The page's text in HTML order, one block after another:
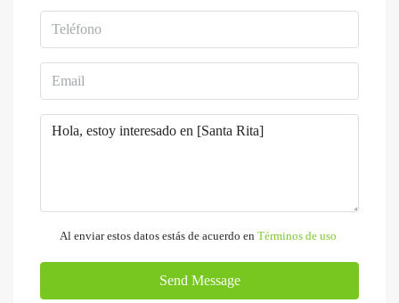
Al enviar estos datos estás de acuerdo en Términos de uso
Send Message